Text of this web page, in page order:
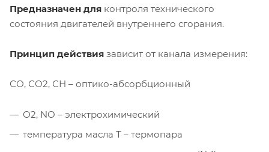
Предназначен для контроля технического
состояния двигателей внутреннего сгорания.
Принцип действия зависит от канала измерения:
СО, СО2, СН – оптико-абсорбционный
О2, NO – электрохимический
температура масла Т – термопара